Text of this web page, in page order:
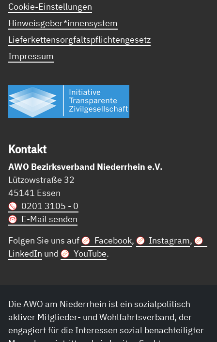
Cookie-Einstellungen
Hinweisgeber*innensystem
Lieferkettensorgfaltspflichtengesetz
Impressum
Kon­takt
AWO Bezirksverband Niederrhein e.V.
Lützowstraße 32
45141 Essen
0201 3105 - 0
E-Mail senden
Folgen Sie uns auf
Facebook, Instagram,
LinkedIn und YouTube.
Die AWO am Niederrhein ist ein sozialpolitisch
aktiver Mitglieder- und Wohlfahrtsverband, der
engagiert für die Interessen sozial benachteiligter